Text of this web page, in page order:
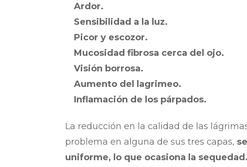
Ardor.
Sensibilidad a la luz.
Picor y escozor.
Mucosidad fibrosa cerca del ojo.
Visión borrosa.
Aumento del lagrimeo.
Inflamación de los párpados.
La reducción en la calidad de las
problema en alguna de sus tres capas,
uniforme, lo que ocasiona la sequedad.